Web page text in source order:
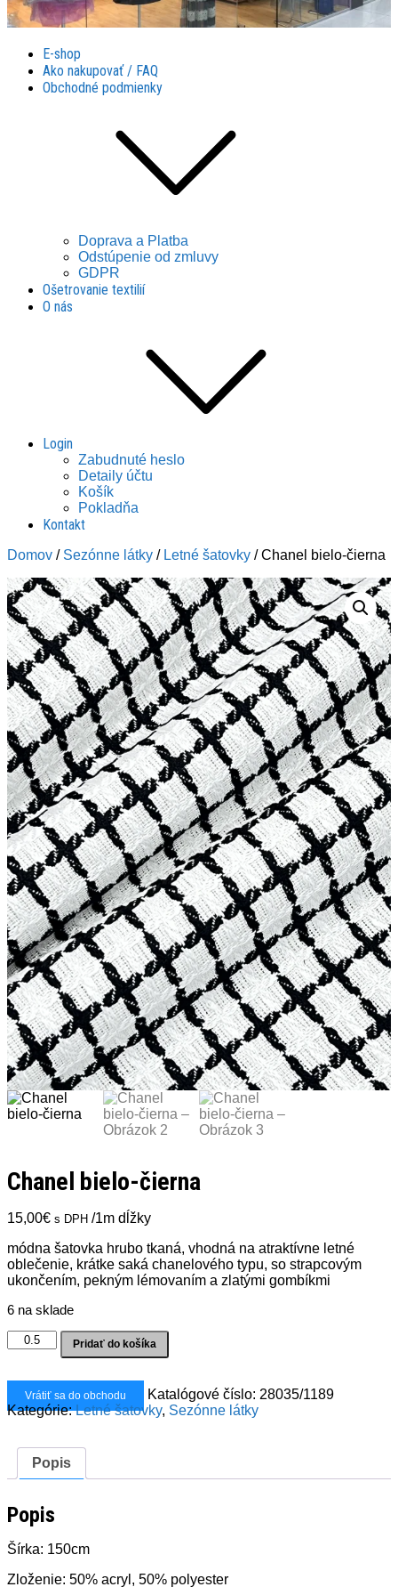
Látky Husár
Látky Husár
E-shop
Ako nakupovať / FAQ
Obchodné podmienky
Doprava a Platba
Odstúpenie od zmluvy
GDPR
Ošetrovanie textilií
O nás
Login
Zabudnuté heslo
Detaily účtu
Košík
Pokladňa
Kontakt
Domov / Sezónne látky / Letné šatovky / Chanel bielo-čierna
Chanel bielo-čierna
15,00€ s DPH /1m dĺžky
módna šatovka hrubo tkaná, vhodná na atraktívne letné
oblečenie, krátke saká chanelového typu, so strapcovým
ukončením, pekným lémovaním a zlatými gombíkmi
6 na sklade
množstvo
Chanel
čierna
Pridať do košíka
Vrátiť sa do obchodu Katalógové číslo: 28035/1189
Kategórie:Letné šatovky, Sezónne látky
Popis
Popis
Šírka: 150cm
Zloženie: 50% acryl, 50% polyester